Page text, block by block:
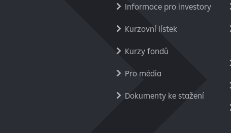
Informace pro investory
Kurzovní lístek
Kurzy fondů
Pro média
Dokumenty ke stažení